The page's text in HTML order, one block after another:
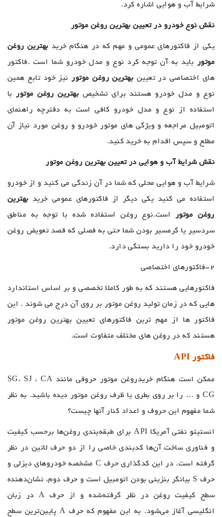
شرایط آب و هوایی اشاره کرد.
نقش نوع خودرو در تعیین بهترین روغن موتور
یکی از فاکتورهای عمومی و مهم که در هنگام خرید بهترین روغن
موتور
باید به آن توجه کرد نوع و مدل خودرو شما است .فاکتور
های اختصاصی در تعیین بهترین روغن موتور
نیز خود تابع همین
نوع و مدل خودرو هستند برای تشخیص بهترین روغن موتور
با
استفاده از نوع و مدل خودرو کافی است به دفترچه راهنمای
اتومبیل مراجعه و ویژگی های موتور خودرو و روغن مورد نیاز آن
مطلع و سپس اقدام به خرید کنید.
نقش شرایط آب و هوایی در تعیین بهترین روغن موتور
شرایط آب و هوایی محلی که شما در آن زندگی می کنید و از خودرو
استفاده می کنید یکی دیگر از فاکتورهای عمومی خرید بهترین
روغن موتور
است.نوع روغن استفاده شده با توجه به مناطق
سردسیر یا گرمسیر بودن شما حتی به فصلی که قصد تعویض روغن
خودرو خود را دارید بستگی دارد.
2-فاکتورهای اختصاصی
فاکتورهایی هستند که به طور کاملا تخصصی و بر اساس استاندارد
هایی که در زمان تولید روغن موتور بر روی آن درج می شوند . این
فاکتور ها از مهم ترین فاکتورهای تعیین بهترین روغن موتور
هستند که در روغن های مختلف متفاوت است.
فاکتور API
ممکن است هنگام خریدروغن موتور حروفی مانند SG، SJ ، CA
CG و … را بر روی بطری یا ظرف روغن موتور دیده باشید. به نظر
شما مفهوم این حروف و اعداد کنار آنها چیست؟
انستیتو نفتی آمریکا API برای طبقه‌بندی روغن‌ها برحسب کیفیت
و فناوری ساخت آن‌ها کدبندی خاصی را از دو حرف لاتین در نظر
گرفته است. در این کدگذاری حرف C مشخصه خودروهای دیزلی و
حرف S بیانگر بنزینی بودن اتومبیل است و حرف دوم، نشان‌دهنده
سطح کیفیت روغن در نظر گرفته‌شده و از حرف A در زبان
انگلیسی آغاز می‌شود. به این مفهوم که حرف A پایین‌ترین سطح